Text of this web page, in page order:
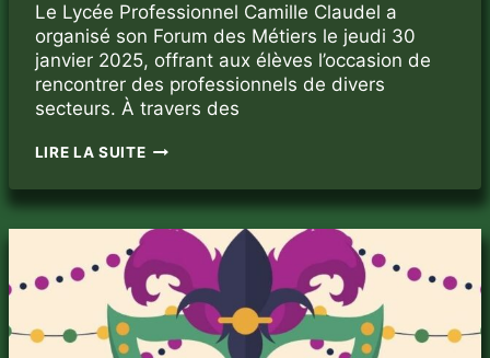
Le Lycée Professionnel Camille Claudel a
organisé son Forum des Métiers le jeudi 30
janvier 2025, offrant aux élèves l’occasion de
rencontrer des professionnels de divers
secteurs. À travers des
LIRE LA SUITEFORUM
MÉTIERS
:
CAP
L’AVENIR